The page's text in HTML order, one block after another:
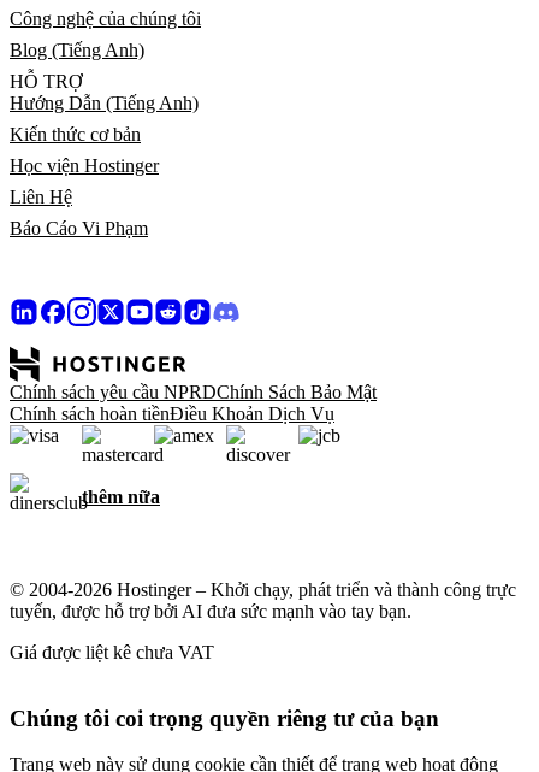
Công nghệ của chúng tôi
Blog (Tiếng Anh)
HỖ TRỢ
Hướng Dẫn (Tiếng Anh)
Kiến thức cơ bản
Học viện Hostinger
Liên Hệ
Báo Cáo Vi Phạm
Chính sách yêu cầu NPRDChính Sách Bảo Mật
Chính sách hoàn tiềnĐiều Khoản Dịch Vụ
thêm nữa
© 2004-2026 Hostinger – Khởi chạy, phát triển và thành công trực
tuyến, được hỗ trợ bởi AI đưa sức mạnh vào tay bạn.
Giá được liệt kê chưa VAT
Chúng tôi coi trọng quyền riêng tư của bạn
Trang web này sử dụng cookie cần thiết để trang web hoạt động